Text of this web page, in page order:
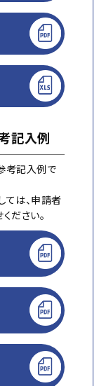
記入例
考記入例で
は、申請者
ださい。